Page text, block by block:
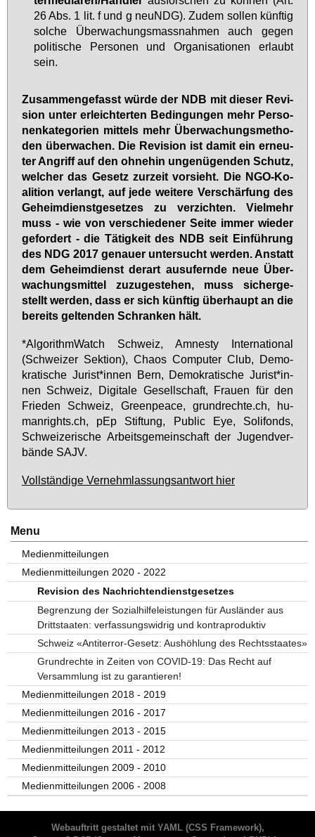
26 Abs. 1 lit. f und g neuNDG). Zu­dem sol­len künf­tig
sol­che Über­wa­chungs­mass­nah­men auch ge­gen
po­li­ti­sche Per­so­nen und Or­ga­ni­sa­tio­nen er­laubt
sein.
Zu­sam­men­ge­fasst wür­de der NDB mit die­ser Re­vi­
si­on un­ter er­leich­ter­ten Be­din­gun­gen mehr Per­so­
nen­ka­te­go­ri­en mit­tels mehr Über­wa­chungs­me­tho­
den über­wa­chen. Die Re­vi­si­on ist da­mit ein er­neu­
ter An­griff auf den oh­ne­hin un­ge­nü­gen­den Schutz,
wel­cher das Ge­setz zur­zeit vor­sieht. Die NGO-Ko­
ali­ti­on ver­langt, auf je­de wei­te­re Ver­schär­fung des
Ge­heim­dienst­ge­set­zes zu ver­zich­ten. Viel­mehr
muss - wie von ver­schie­de­ner Sei­te im­mer wie­der
ge­for­dert - die Tä­tig­keit des NDB seit Ein­füh­rung
des NDG 2017 ge­nau­er un­ter­sucht wer­den. An­statt
dem Ge­heim­dienst der­art aus­ufern­de neue Über­
wa­chungs­mit­tel zu­zu­ge­ste­hen, muss si­cher­ge­
stellt wer­den, dass er sich künf­tig über­haupt an die
be­reits gel­ten­den Schran­ken hält.
*Al­go­rith­m­Watch Schweiz, Am­nes­ty In­ter­na­tio­nal
(Schwei­zer Sek­ti­on), Cha­os Com­pu­ter Club, De­mo­
kra­ti­sche Ju­rist*in­nen Bern, De­mo­kra­ti­sche Ju­rist*in­
nen Schweiz, Di­gi­ta­le Ge­sell­schaft, Frau­en für den
Frie­den Schweiz, Green­peace, grund­rech­te.ch, hu­
man­rights.ch, pEp Stif­tung, Pu­blic Eye, So­li­fonds,
Schwei­ze­ri­sche Ar­beits­ge­mein­schaft der Ju­gend­ver­
bän­de SAJV.
Vollständige Vernehmlassungsantwort hier
Menu
Medienmitteilungen
Medienmitteilungen 2020 - 2022
Revision des Nachrichtendienstgesetzes
Begrenzung der Sozialhilfeleistungen für Ausländer aus
Drittstaaten: verfassungswidrig und kontraproduktiv
Schweiz «Antiterror-Gesetz: Aushöhlung des Rechtsstaates»
Grundrechte in Zeiten von COVID-19: Das Recht auf
Versammlung ist zu garantieren!
Medienmitteilungen 2018 - 2019
Medienmitteilungen 2016 - 2017
Medienmitteilungen 2013 - 2015
Medienmitteilungen 2011 - 2012
Medienmitteilungen 2009 - 2010
Medienmitteilungen 2006 - 2008
Webauftritt gestaltet mit YAML(CSS Framework),